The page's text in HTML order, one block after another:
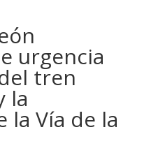
urgencia
tren
la
la Vía de la